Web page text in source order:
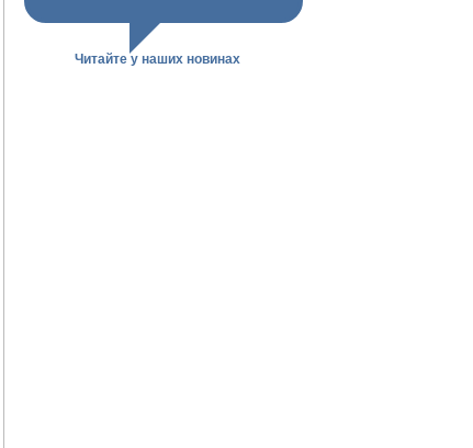
Читайте у наших новинах